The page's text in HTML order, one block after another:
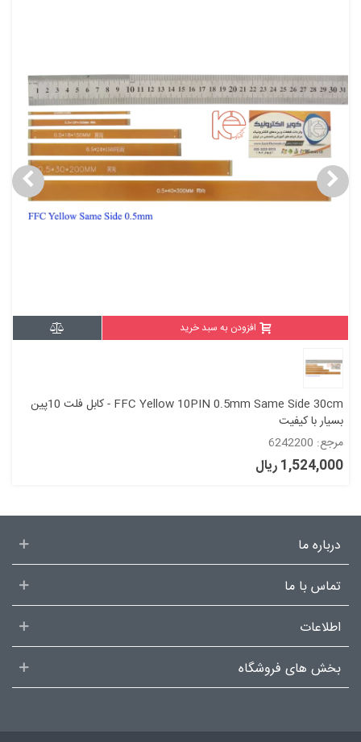
افزودن به سبد خرید
FFC Yellow 10PIN 0.5mm Same Side 30cm - کابل فلت 10پین
بسیار با کیفیت
مرجع: 6242200
1,524,000 ریال
درباره ما
تماس با ما
اطلاعات
بخش های فروشگاه